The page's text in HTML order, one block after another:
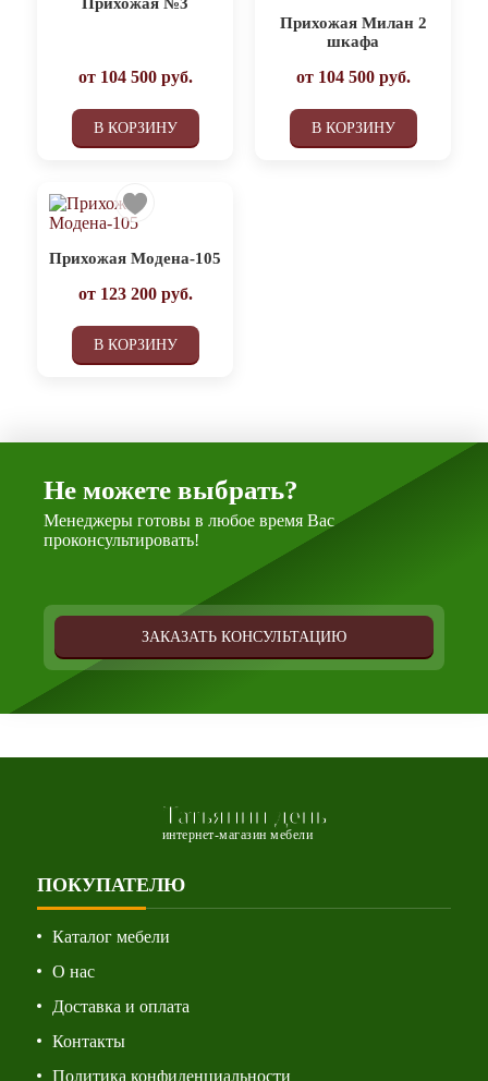
от 104 500руб.
В КОРЗИНУ
Прихожая Милан 2
шкафа
от 104 500руб.
В КОРЗИНУ
Прихожая Модена-105
от 123 200руб.
В КОРЗИНУ
Не можете выбрать?
Менеджеры готовы в любое время Вас
проконсультировать!
ЗАКАЗАТЬ КОНСУЛЬТАЦИЮ
Татьянин день
интернет-магазин мебели
ПОКУПАТЕЛЮ
Каталог мебели
О нас
Доставка и оплата
Контакты
Политика конфиденциальности